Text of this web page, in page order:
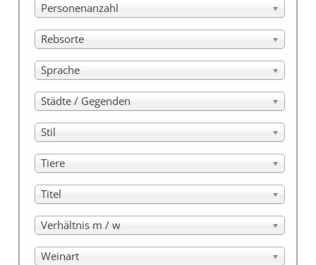
Personenanzahl
Rebsorte
Sprache
Städte / Gegenden
Stil
Tiere
Titel
Verhältnis m / w
Weinart